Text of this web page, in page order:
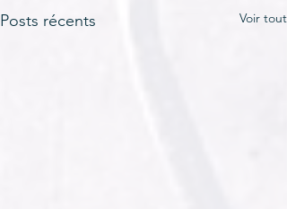
Posts récents Voir tout